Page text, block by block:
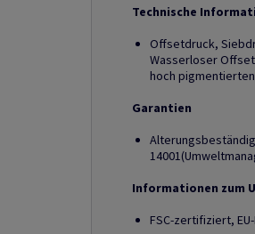
Technische
Offsetdruck,
Wasserloser
hoch
Garantien
Informationen zum
FSC-zertifiziert,